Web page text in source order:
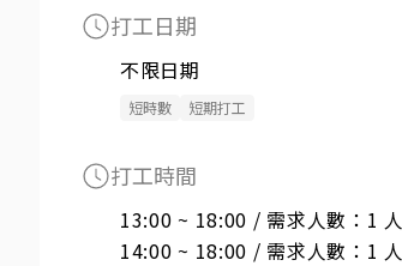
打工日期
不限日期
短時數 短期打工
打工時間
13:00 ~ 18:00 / 需求人數：1 人
14:00 ~ 18:00 / 需求人數：1 人